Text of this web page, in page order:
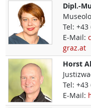
Dipl.-
Tel: +43
E-Mail:
graz.at
Horst
Tel: +43
E-Mail: